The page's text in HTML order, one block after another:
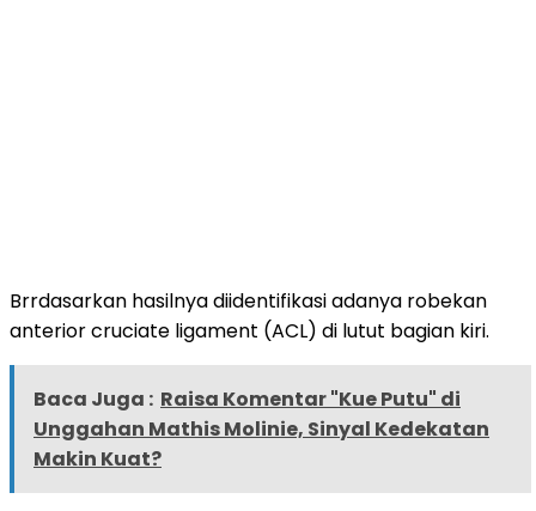
Brrdasarkan hasilnya diidentifikasi adanya robekan
anterior cruciate ligament (ACL) di lutut bagian kiri.
Baca Juga : Raisa Komentar "Kue Putu" di
Unggahan Mathis Molinie, Sinyal Kedekatan
Makin Kuat?